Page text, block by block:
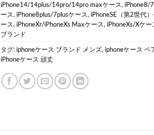
iPhone14/14plus/14pro/14pro maxケース, iPhone8/
ース, iPhone8plus/7plusケース, iPhoneSE（第2世代）
ース, iPhoneXr/iPhoneXs Maxケース, iPhoneXs/Xケー
ブランド
タグ: iphoneケース ブランド メンズ, iphoneケース ペ
iPhoneケース 頑丈